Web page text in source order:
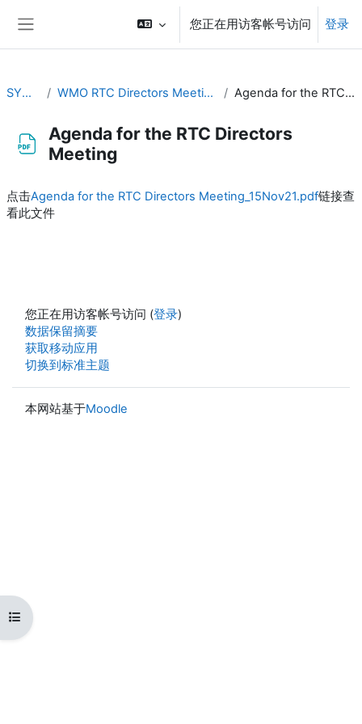
您正在用访客帐号访问 登录
打开课程索引
SYMET-14 WMO RTC Directors Meeting (26 November 2021) Agenda for the RTC Directors Meeting
Agenda for the RTC Directors
Meeting
点击Agenda for the RTC Directors Meeting_15Nov21.pdf链接查
看此文件
您正在用访客帐号访问 (登录)
‎数据保留摘要‎
获取移动应用
切换到标准主题
本网站基于Moodle